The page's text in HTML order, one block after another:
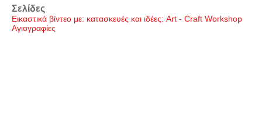
Σελίδες
Εικαστικά βίντεο με: κατασκευές και ιδέες: Art - Craft Workshop
Αγιογραφίες